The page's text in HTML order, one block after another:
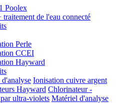
Poolex
de l'eau connecté
Perle
CCEI
Hayward
Ionisation cuivre argent
Hayward Chlorinateur -
ultra-violets Matériel d'analyse